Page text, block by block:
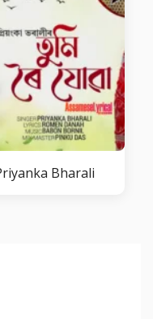
Bharali